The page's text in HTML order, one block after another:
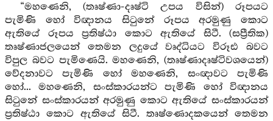
“මහණෙනි, (තෘෂ්ණා-දෘෂ්ටි උපය විසින්) රූපයට
පැමිණි හෝ විඥානය සිටුනේ රූපය අරමුණු කොට
ඇතියේ රූපය ප්‍රතිෂ්ඨා කොට ඇතියේ සිටී. (සප්‍රීතික)
තෘෂ්ණාජලයෙන් තෙමන ලදුයේ වෘද්ධියට විරූඪ බවට
විපුල බවට පැමිණෙයි. මහණෙනි, (තෘෂ්ණාදෘෂ්ටිවශයෙන්)
වේදනාවට පැමිණි හෝ මහණෙනි, සංඥාවට පැමිණි
හෝ... මහණෙනි, සංස්කාරයන්ට පැමිණි හෝ විඥානය
සිටුනේ සංස්කාරයන් අරමුණු කොට ඇතියේ සංස්කාරයන්
ප්‍රතිෂ්ඨා කොට ඇතියේ සිටී. තෘෂ්ණොදකයෙන් තෙමන